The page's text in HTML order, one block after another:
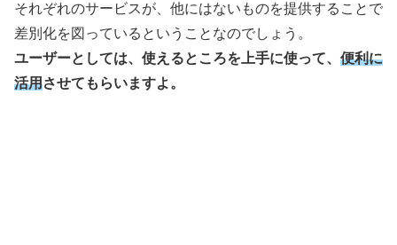
それぞれのサービスが、他にはないものを提供することで
差別化を図っているということなのでしょう。
ユーザーとしては、使えるところを上手に使って、 便利に
活用させてもらいますよ。